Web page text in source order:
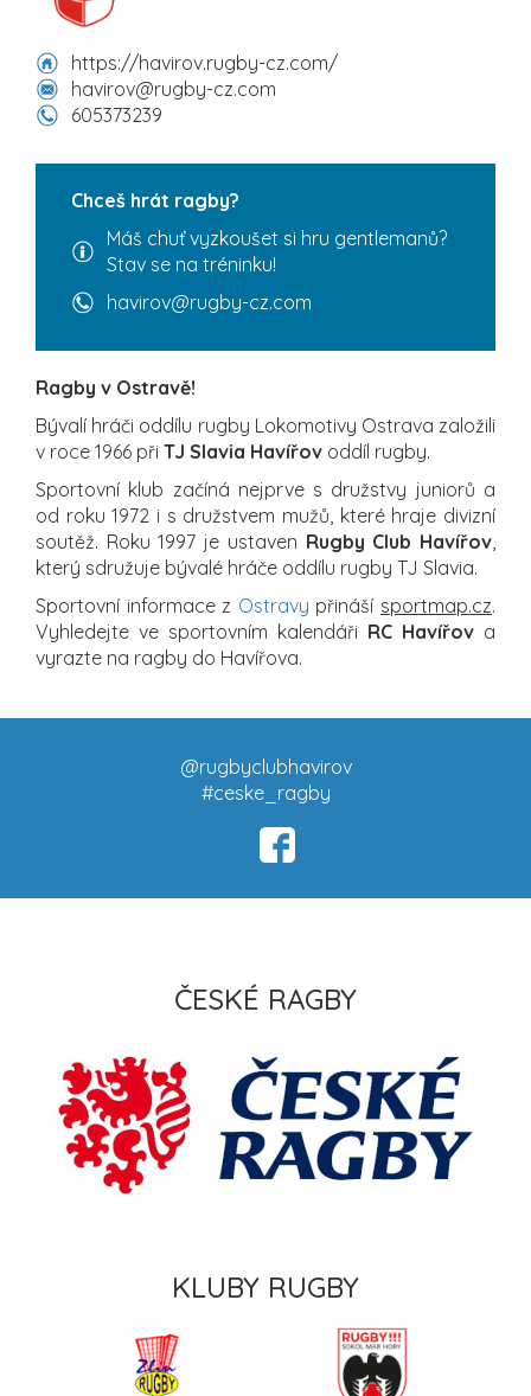
https://havirov.rugby-cz.com/
havirov@rugby-cz.com
605373239
Chceš hrát ragby?
Máš chuť vyzkoušet si hru gentlemanů?
Stav se na tréninku!
havirov@rugby-cz.com
Ragby v Ostravě!
Bývalí hráči oddílu rugby Lokomotivy Ostrava založili
v roce 1966 při TJ Slavia Havířov oddíl rugby.
Sportovní klub začíná nejprve s družstvy juniorů a
od roku 1972 i s družstvem mužů, které hraje divizní
soutěž. Roku 1997 je ustaven Rugby Club Havířov
který sdružuje bývalé hráče oddílu rugby TJ Slavia.
Sportovní informace z Ostravy přináší sportmap.cz.
Vyhledejte ve sportovním kalendáři RC Havířov a
vyrazte na ragby do Havířova.
@rugbyclubhavirov
#ceske_ragby
ČESKÉ RAGBY
KLUBY RUGBY